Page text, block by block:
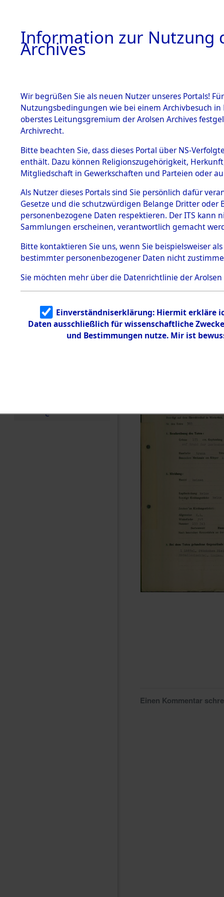
BESTÄNDE
1.
mente
5. Verschiedenes
5.3
Todesmärsche
5.3.1 Alliierte
Erhebungen
zu
Todesmärsch
en
5.3.2
Identifizierun
g
5.3.3
Todesmärsch
e
auf dem
zur
Roding)
Leben
0003
Einen Kommentar
Information zur Nutzung
Archives
Wir begrüßen Sie als neuen Nutzer unseres Portals!
Nutzungsbedingungen wie bei einem Archivbesuch
oberstes Leitungsgremium der Arolsen Archives
Archivrecht.
Bitte beachten Sie, dass dieses Portal über NS-
enthält. Dazu können Religionszugehörigkeit,
Mitgliedschaft in Gewerkschaften und Parteien oder
Als Nutzer dieses Portals sind Sie persönlich dafür
Gesetze und die schutzwürdigen Belange Dritter
personenbezogene Daten respektieren. Der ITS
Sammlungen erscheinen, verantwortlich gemacht
Bitte kontaktieren Sie uns, wenn Sie beispielsweiser
bestimmter personenbezogener Daten nicht
Sie möchten mehr über die Datenrichtlinie der Arolsen
Einverständniserklärung: Hiermit erkläre
Daten ausschließlich für wissenschaftliche
und Bestimmungen nutze. Mir ist